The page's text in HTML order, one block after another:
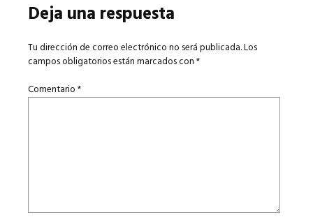
Deja una respuesta
Tu dirección de correo electrónico no será publicada.Los
campos obligatorios están marcados con*
Comentario*